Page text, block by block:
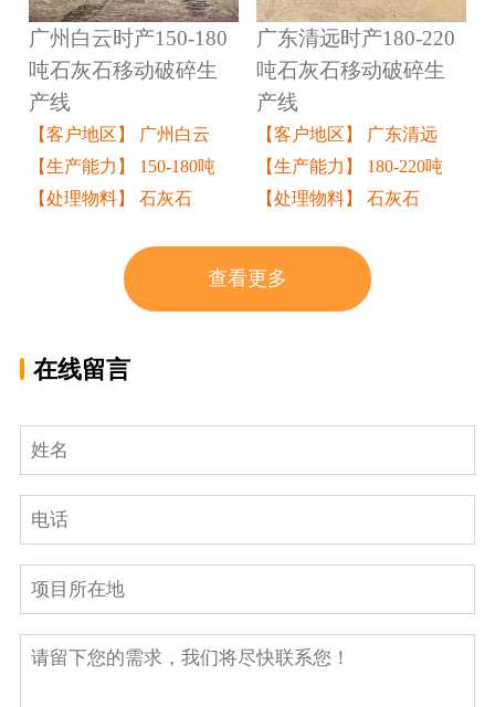
广州白云时产150-180
吨石灰石移动破碎生
产线
【客户地区】 广州白云
【生产能力】 150-180吨
【处理物料】 石灰石
广东清远时产180-220
吨石灰石移动破碎生
产线
【客户地区】 广东清远
【生产能力】 180-220吨
【处理物料】 石灰石
查看更多
在线留言